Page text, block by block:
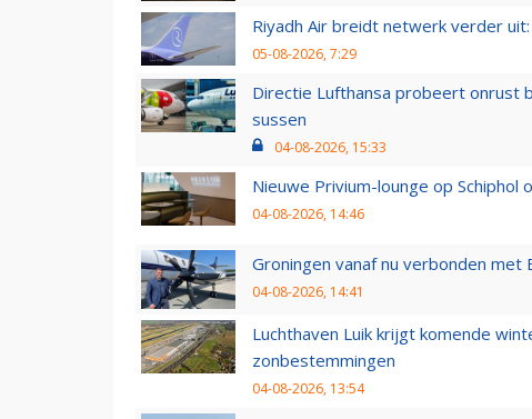
Riyadh Air breidt netwerk verder
05-08-2026, 7:29
Directie Lufthansa probeert onrust
sussen
04-08-2026, 15:33
Nieuwe Privium-lounge op Schiphol
04-08-2026, 14:46
Groningen vanaf nu verbonden
04-08-2026, 14:41
Luchthaven Luik krijgt komende
zonbestemmingen
04-08-2026, 13:54